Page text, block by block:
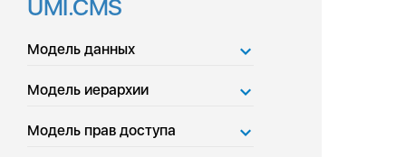
UMI.CMS
Модель данных
Модель иерархии
Модель прав доступа